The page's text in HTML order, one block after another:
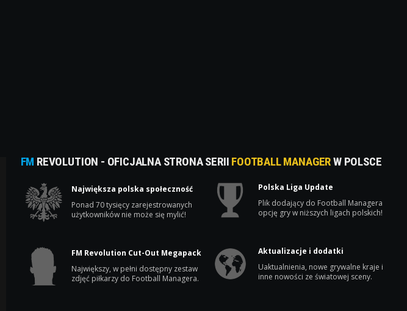
FM REVOLUTION - OFICJALNA STRONA SERII FOOTBALL MANAGERW POLSCE
Największa polska społeczność
Ponad 70 tysięcy zarejestrowanych
użytkowników nie może się mylić!
Polska Liga Update
Plik dodający do Football Managera
opcję gry w niższych ligach polskich!
FM Revolution Cut-Out Megapack
Największy, w pełni dostępny zestaw
zdjęć piłkarzy do Football Managera.
Aktualizacje i dodatki
Uaktualnienia, nowe grywalne kraje i
inne nowości ze światowej sceny.